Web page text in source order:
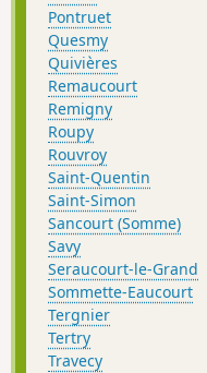
Pontruet
Quesmy
Quivières
Remaucourt
Remigny
Roupy
Rouvroy
Saint-Quentin
Saint-Simon
Sancourt (Somme)
Savy
Seraucourt-le-Grand
Sommette-Eaucourt
Tergnier
Tertry
Travecy